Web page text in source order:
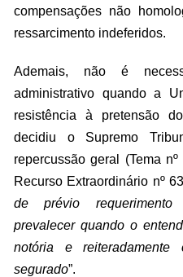
compensações não
ressarcimento indeferidos.
Ademais, não é
administrativo quando a
resistência à pretensão
decidiu o Supremo
repercussão geral (Tema
Recurso Extraordinário nº
de prévio
prevalecer quando o
notória e
segurado”.